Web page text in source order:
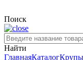
Поиск
Найти
ГлавнаяКаталогКрупы